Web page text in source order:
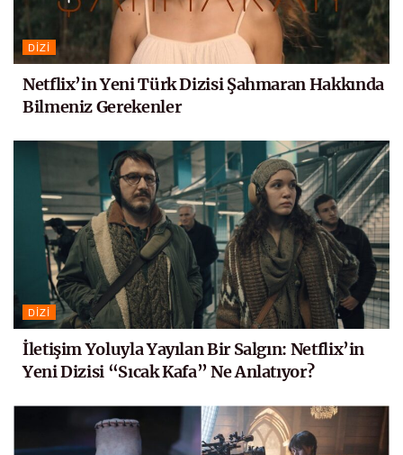
DIZI
Netflix’in Yeni Türk Dizisi Şahmaran Hakkında
Bilmeniz Gerekenler
DIZI
İletişim Yoluyla Yayılan Bir Salgın: Netflix’in
Yeni Dizisi “Sıcak Kafa” Ne Anlatıyor?